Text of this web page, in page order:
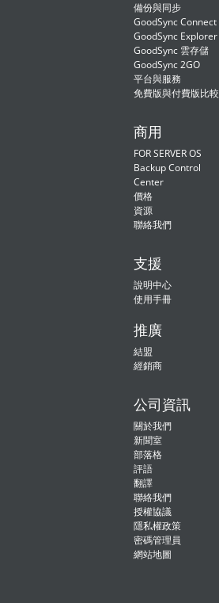
備份與同步
GoodSync Connect
GoodSync Explorer
GoodSync 雲存儲
GoodSync 2GO
平台與服務
免費版與付費版比較
商用
FOR SERVER OS
Backup Control
Center
價格
資源
聯絡我們
支援
說明中心
使用手冊
推廣
結盟
經銷商
公司資訊
關於我們
新聞室
部落格
評語
翻譯
聯絡我們
授權協議
隱私權政策
密碼管理員
網站地圖